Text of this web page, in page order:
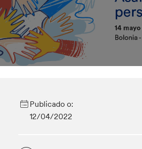
Publicado o:
12/04/2022